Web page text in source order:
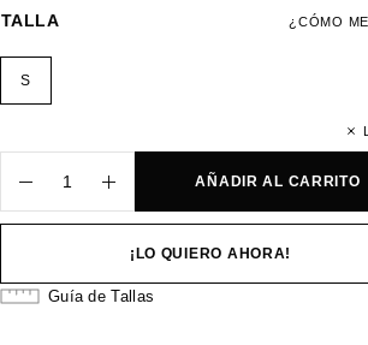
¿CÓMO
TALLA
S
AÑADIR AL CARRITO
¡LO QUIERO AHORA!
Guía de Tallas